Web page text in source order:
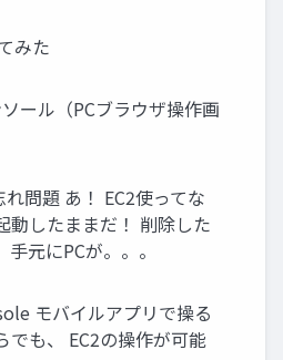
みた
ール（PCブラウザ操作画
れ問題 あ！ EC2使ってな
動したままだ！ 削除した
手元にPCが。。。
モバイルアプリで操る
でも、 EC2の操作が可能